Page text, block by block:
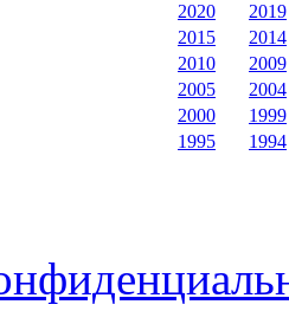
2020
2019
2015
2014
2010
2009
2005
2004
2000
1999
1995
1994